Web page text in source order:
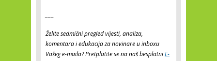
Želite sedmični pregled vijesti, analiza,
komentara i edukacija za novinare u inboxu
Vašeg e-maila? Pretplatite se na naš besplatniE-